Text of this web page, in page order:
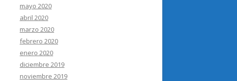
mayo 2020
abril 2020
marzo 2020
febrero 2020
enero 2020
diciembre 2019
noviembre 2019